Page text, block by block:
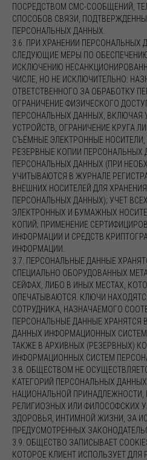
ПОСРЕДСТВОМ СМС-СООБЩЕНИЙ,
СПОСОБОВ СВЯЗИ,
ПЕРСОНАЛЬНЫХ ДАННЫХ.
3.6. ПРИ ХРАНЕНИИ
СЛЕДУЮЩИЕ МЕРЫ ПО
ИСКЛЮЧЕНИЮ
ЧИСЛЕ, НО НЕ ИСКЛЮЧИТЕЛЬНО:
ОТВЕТСТВЕННОГО ЗА ОБРАБОТКУ
ОГРАНИЧЕНИЕ ФИЗИЧЕСКОГО
ПЕРСОНАЛЬНЫХ ДАННЫХ, ВКЛЮЧАЯ
УСТРОЙСТВ, ОГРАНИЧЕНИЕ КРУГА
СЪЁМНЫЕ ЭЛЕКТРОННЫЕ
РЕЗЕРВНЫЕ КОПИИ ПЕРСОНАЛЬНЫХ
ПЕРСОНАЛЬНЫХ ДАННЫХ (ПРИ
УЧИТЫВАЮТСЯ В ЖУРНАЛЕ
ВНЕШНИХ НОСИТЕЛЕЙ ДЛЯ
ПЕРСОНАЛЬНЫХ ДАННЫХ); УЧЕТ
ЭЛЕКТРОННЫХ И БУМАЖНЫХ
КОПИЙ; ПРИМЕНЕНИЕ
ИНФОРМАЦИИ И СРЕДСТВ
ИНФОРМАЦИИ.
3.7. ПЕРСОНАЛЬНЫЕ ДАННЫЕ
СПЕЦИАЛЬНО ОБОРУДОВАННЫХ
СЕЙФАХ, ЛИБО В ИНЫХ МЕСТАХ,
ОПЕЧАТЫВАЮТСЯ. КЛЮЧИ
СОТРУДНИКА, НАЗНАЧАЕМОГО
ПЕРСОНАЛЬНЫЕ ДАННЫЕ ХРАНЯТСЯ
ДАННЫХ ИНФОРМАЦИОННЫХ
ТАКЖЕ В АРХИВНЫХ (РЕЗЕРВНЫХ)
ИНФОРМАЦИОННЫХ СИСТЕМ
3.8. ОБЩЕСТВОМ НЕ
КАТЕГОРИЙ ПЕРСОНАЛЬНЫХ
НАЦИОНАЛЬНОЙ ПРИНАДЛЕЖНОСТИ,
РЕЛИГИОЗНЫХ ИЛИ ФИЛОСОФСКИХ
ЗДОРОВЬЯ, ИНТИМНОЙ ЖИЗНИ, ЗА
ПРЕДУСМОТРЕННЫХ
3.9. ОБЩЕСТВО ЗАПИСЫВАЕТ
КОТОРОЕ КЛИЕНТ ИСПОЛЬЗУЕТ ДЛЯ